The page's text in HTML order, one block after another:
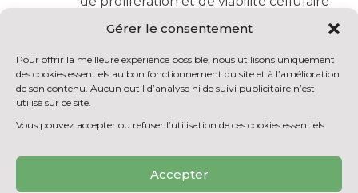
Gérer le consentement
Pour offrir la meilleure expérience possible, nous utilisons uniquement
des cookies essentiels au bon fonctionnement du site et à l’amélioration
de son contenu. Aucun outil d’analyse ni de suivi publicitaire n’est
utilisé sur ce site.
Vous pouvez accepter ou refuser l’utilisation de ces cookies essentiels.
Accepter
cultivées dans des bioréacteurs
Dosage de l’ATP dans des extraits
cellulaires
Réalisation de tests ELISA, immuno-
essais
Réalisation de tests antioxydants